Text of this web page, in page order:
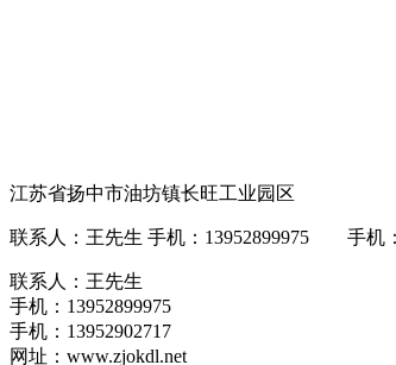
江苏省扬中市油坊镇长旺工业园区
联系人：王先生 手机：13952899975 手机
联系人：王先生
手机：13952899975
手机：13952902717
网址：www.zjokdl.net